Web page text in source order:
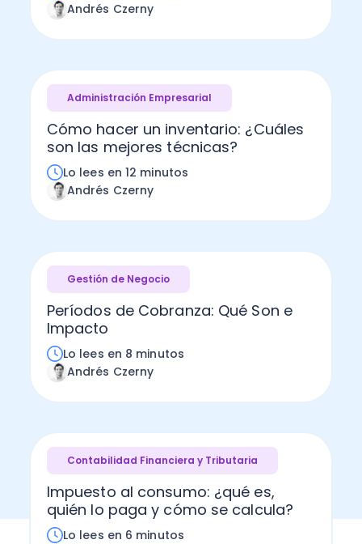
Andrés Czerny
Administración Empresarial
Cómo hacer un inventario: ¿Cuáles
son las mejores técnicas?
Lo lees en 12 minutos
Andrés Czerny
Gestión de Negocio
Períodos de Cobranza: Qué Son e
Impacto
Lo lees en 8 minutos
Andrés Czerny
Contabilidad Financiera y Tributaria
Impuesto al consumo: ¿qué es,
quién lo paga y cómo se calcula?
Lo lees en 6 minutos